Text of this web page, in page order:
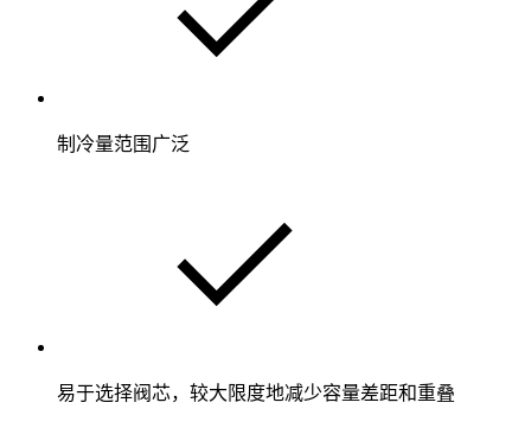
制冷量范围广泛
易于选择阀芯，较大限度地减少容量差距和重叠